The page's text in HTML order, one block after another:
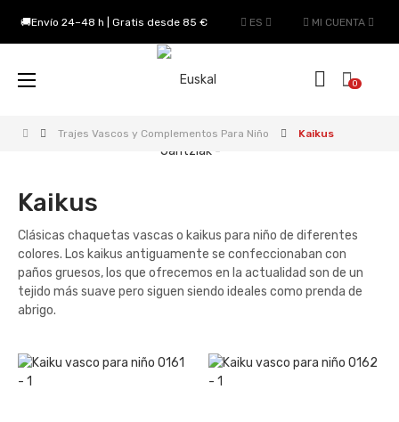
🚚Envío 24–48 h | Gratis desde 85 € ES MI CUENTA
Navegación
☰ 0
Trajes Vascos y Complementos Para Niño Kaikus
Kaikus
Clásicas chaquetas vascas o kaikus para niño de diferentes
colores. Los kaikus antiguamente se confeccionaban con
paños gruesos, los que ofrecemos en la actualidad son de un
tejido más suave pero siguen siendo ideales como prenda de
abrigo.